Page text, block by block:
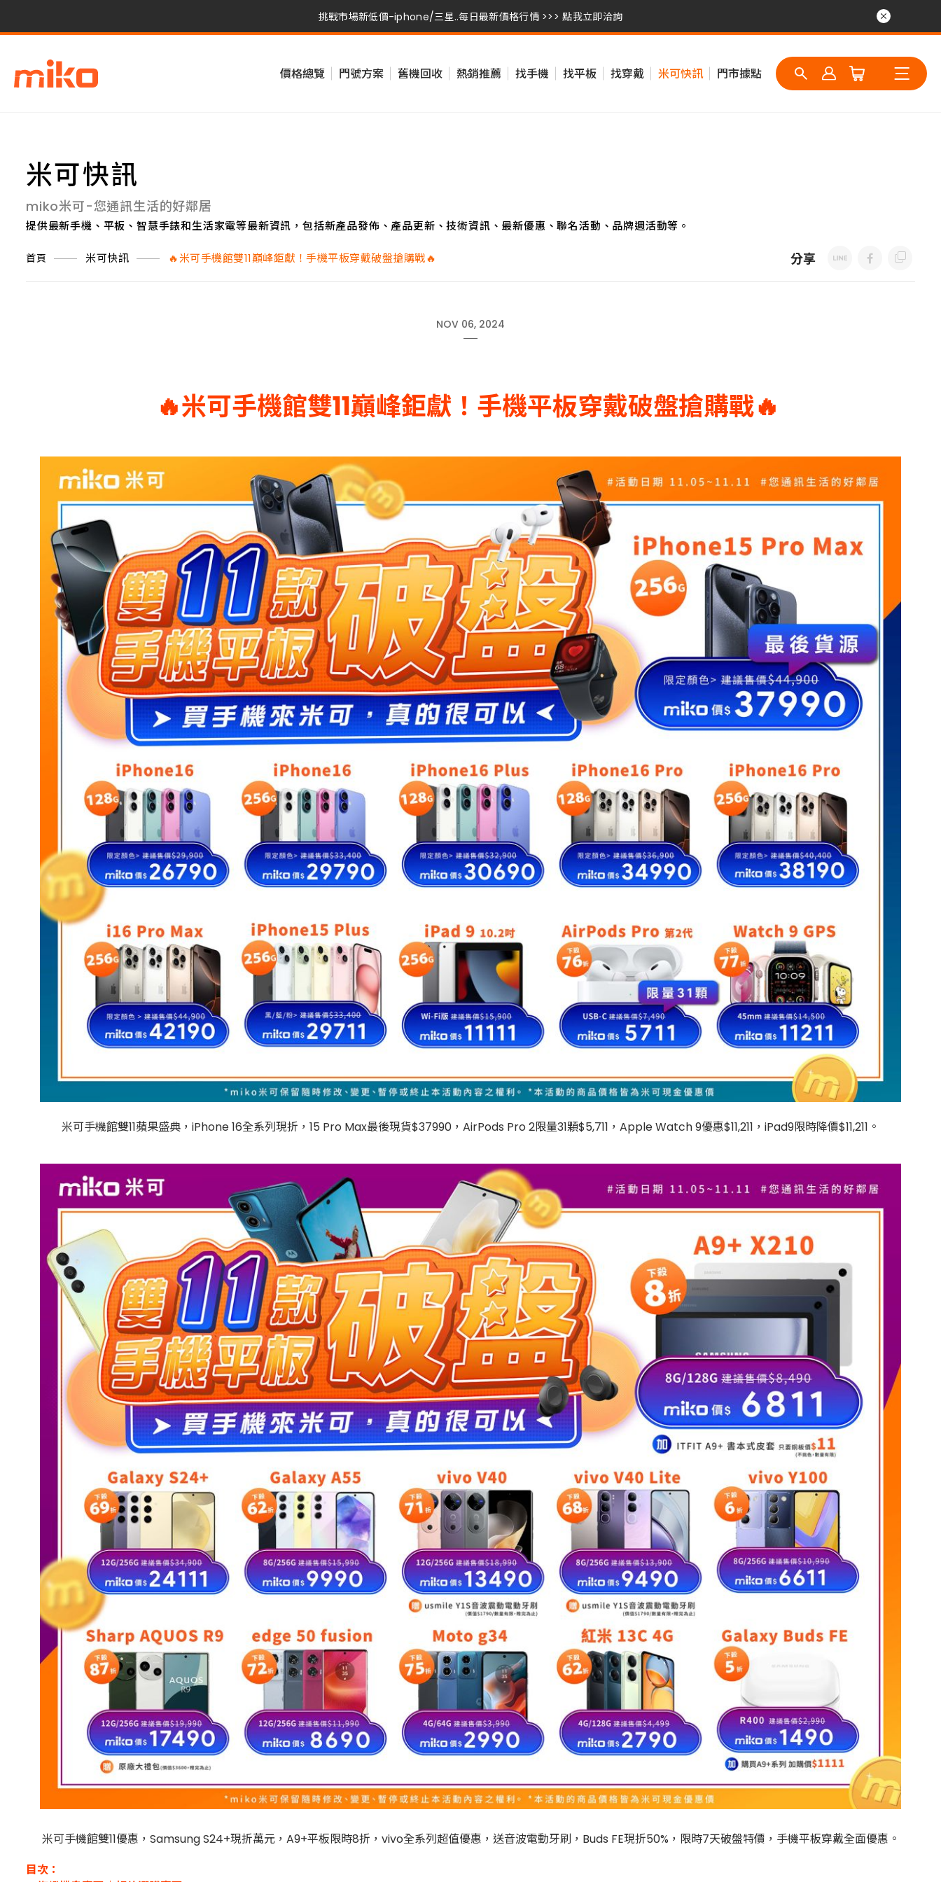
挑戰市場新低價-iphone/三星..每日最新價格行情 >>> 點我立即洽詢
挑戰市場新低價-iphone/三星..每日最新價格行情 >>> 點我立即洽詢
價格總覽 門號方案 舊機回收 熱銷推薦 找手機 找平板 找穿戴 米可快訊 門市據點
米可快訊
miko米可-您通訊生活的好鄰居
提供最新手機、平板、智慧手錶和生活家電等最新資訊，包括新產品發佈、產品更新、技術資訊、最新優惠、聯名活動、品牌週活動等。
首頁 米可快訊 🔥米可手機館雙11巔峰鉅獻！手機平板穿戴破盤搶購戰🔥 分享
NOV 06, 2024
🔥米可手機館雙11巔峰鉅獻！ 手機平板穿戴破盤搶購戰🔥
米可手機館雙11蘋果盛典，iPhone 16全系列現折，15 Pro Max最後現貨$37990，AirPods Pro 2限量31顆$5,711，Apple Watch 9優惠$11,211，iPad9限時降價$11,211。
米可手機館雙11優惠，Samsung S24+現折萬元，A9+平板限時8折，vivo全系列超值優惠，送音波電動牙刷，Buds FE現折50%，限時7天破盤特價，手機平板穿戴全面優惠。
目次：